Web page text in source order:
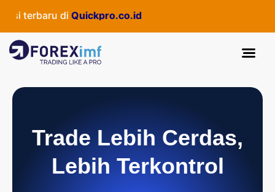
terbaru diQuickpro.co.id
Trade Lebih Cerdas,
Lebih Terkontrol